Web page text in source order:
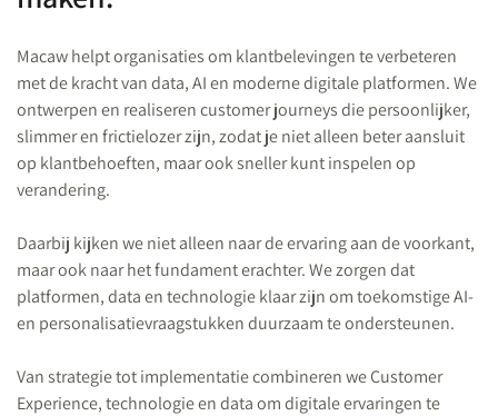
Macaw helpt organisaties om klantbelevingen te verbeteren
met de kracht van data, AI en moderne digitale platformen. We
ontwerpen en realiseren customer journeys die persoonlijker,
slimmer en frictielozer zijn, zodat je niet alleen beter aansluit
op klantbehoeften, maar ook sneller kunt inspelen op
verandering.
Daarbij kijken we niet alleen naar de ervaring aan de voorkant,
maar ook naar het fundament erachter. We zorgen dat
platformen, data en technologie klaar zijn om toekomstige AI-
en personalisatievraagstukken duurzaam te ondersteunen.
Van strategie tot implementatie combineren we Customer
Experience, technologie en data om digitale ervaringen te